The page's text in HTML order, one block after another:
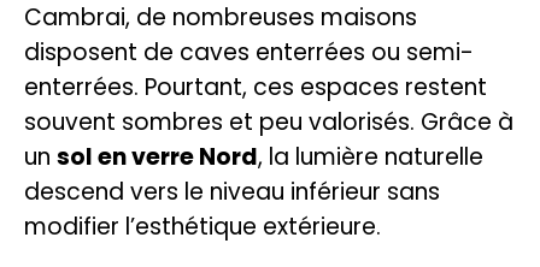
Cambrai, de nombreuses maisons
disposent de caves enterrées ou semi-
enterrées. Pourtant, ces espaces restent
souvent sombres et peu valorisés. Grâce à
un sol en verre Nord, la lumière naturelle
descend vers le niveau inférieur sans
modifier l’esthétique extérieure.